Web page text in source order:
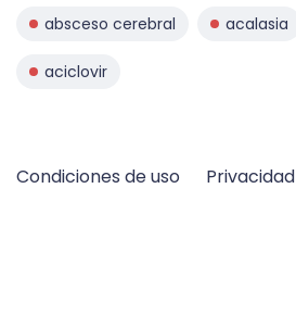
absceso cerebral acalasia
aciclovir
Condiciones de uso Privacidad